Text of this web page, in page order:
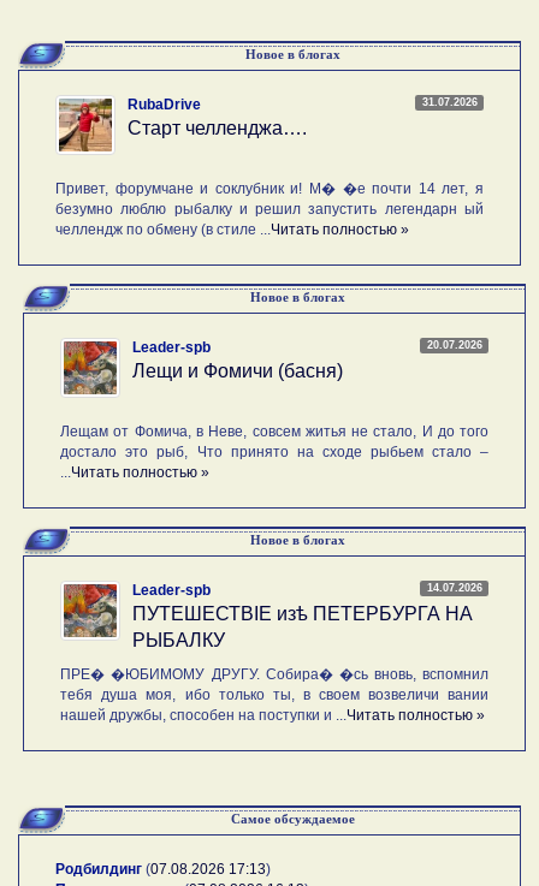
Новое в блогах
31.07.2026
RubaDrive
Старт челленджа….
Привет, форумчане и соклубник и! М� �е почти 14 лет, я
безумно люблю рыбалку и решил запустить легендарн ый
челлендж по обмену (в стиле ... Читать полностью »
Новое в блогах
20.07.2026
Leader-spb
Лещи и Фомичи (басня)
Лещам от Фомича, в Неве, совсем житья не стало, И до того
достало это рыб, Что принято на сходе рыбьем стало –
Читать полностью »
Новое в блогах
14.07.2026
Leader-spb
ПУТЕШЕСТВIE изѣ ПЕТЕРБУРГА НА
РЫБАЛКУ
ПРЕ� �ЮБИМОМУ ДРУГУ. Собира� �сь вновь, вспомнил
тебя душа моя, ибо только ты, в своем возвеличи вании
нашей дружбы, способен на поступки и ... Читать полностью »
Самое обсуждаемое
Родбилдинг (07.08.2026 17:13)